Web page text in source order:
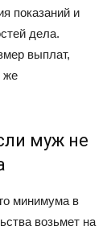
показаний и
дела.
выплат,
же
муж не
минимума в
возьмет на